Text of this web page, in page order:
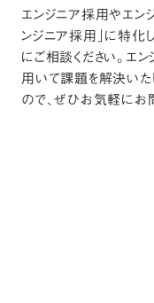
エンジニア採用やエン
ンジニア採用」に特化
にご相談ください。エ
用いて課題を解決いた
ので、ぜひお気軽にお